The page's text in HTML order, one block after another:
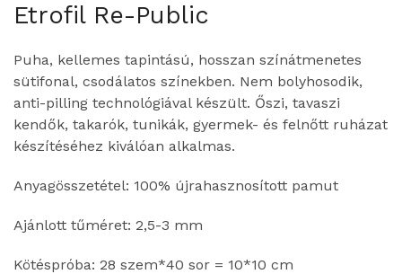
Etrofil Re-Public
Puha, kellemes tapintású, hosszan színátmenetes
sütifonal, csodálatos színekben. Nem bolyhosodik,
anti-pilling technológiával készült. Őszi, tavaszi
kendők, takarók, tunikák, gyermek- és felnőtt ruházat
készítéséhez kiválóan alkalmas.
Anyagösszetétel: 100% újrahasznosított pamut
Ajánlott tűméret: 2,5-3 mm
Kötéspróba: 28 szem*40 sor = 10*10 cm